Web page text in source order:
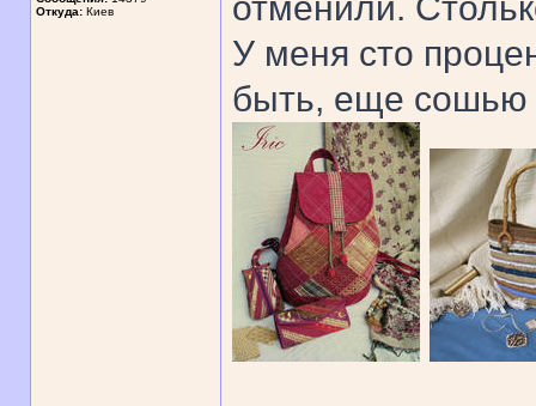
Откуда: Киев
У меня сто
быть, еще сошью